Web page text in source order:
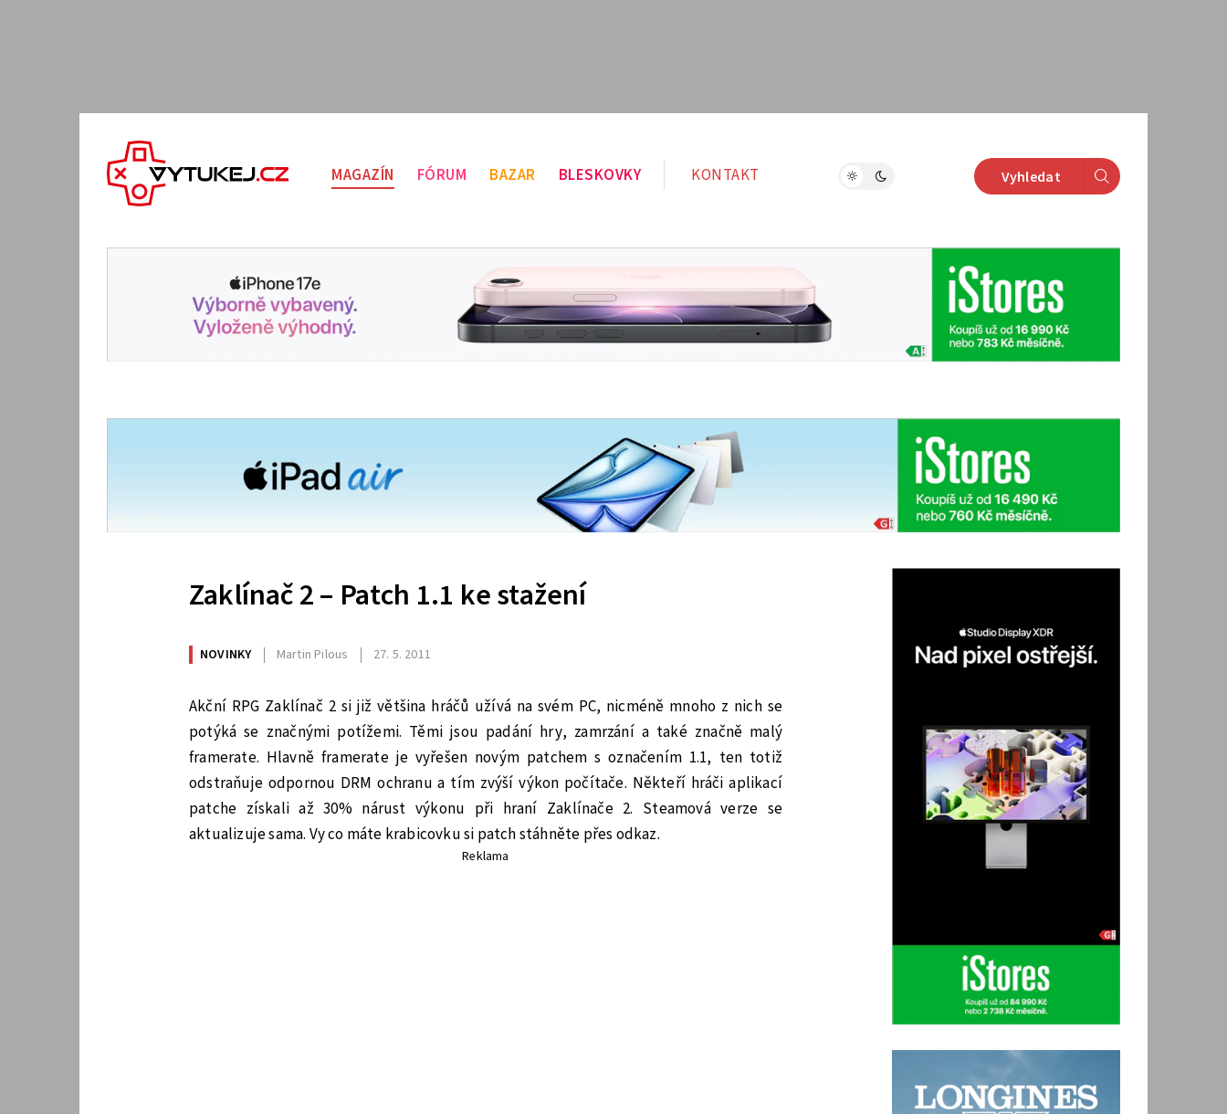
MAGAZÍN FÓRUM BAZAR BLESKOVKY KONTAKT Vyhledat
Zaklínač 2 – Patch 1.1 ke stažení
NOVINKY Martin Pilous 27. 5. 2011
Akční RPG Zaklínač 2 si již většina hráčů užívá na svém PC, nicméně mnoho z nich se
potýká se značnými potížemi. Těmi jsou padání hry, zamrzání a také značně malý
framerate. Hlavně framerate je vyřešen novým patchem s označením 1.1, ten totiž
odstraňuje odpornou DRM ochranu a tím zvýší výkon počítače. Někteří hráči aplikací
patche získali až 30% nárust výkonu při hraní Zaklínače 2. Steamová verze se
aktualizuje sama. Vy co máte krabicovku si patch stáhněte přes odkaz.
Reklama